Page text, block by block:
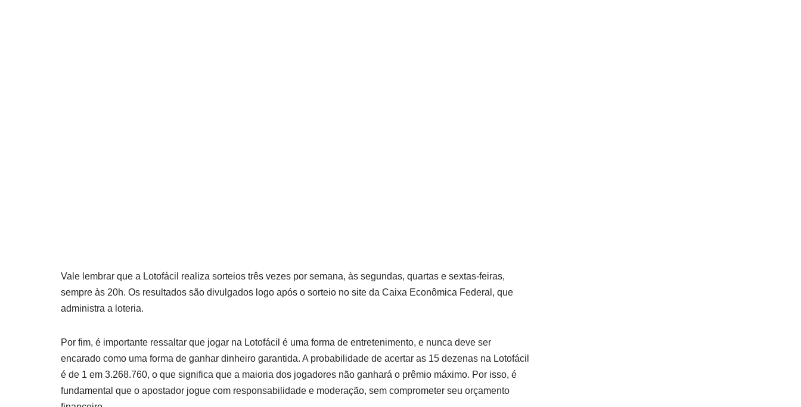
Vale lembrar que a Lotofácil realiza sorteios três vezes por semana, às segundas, quartas e sextas-feiras,
sempre às 20h. Os resultados são divulgados logo após o sorteio no site da Caixa Econômica Federal, que
administra a loteria.
Por fim, é importante ressaltar que jogar na Lotofácil é uma forma de entretenimento, e nunca deve ser
encarado como uma forma de ganhar dinheiro garantida. A probabilidade de acertar as 15 dezenas na Lotofácil
é de 1 em 3.268.760, o que significa que a maioria dos jogadores não ganhará o prêmio máximo. Por isso, é
fundamental que o apostador jogue com responsabilidade e moderação, sem comprometer seu orçamento